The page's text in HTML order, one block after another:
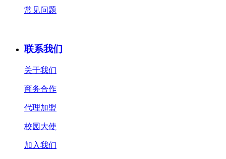
常见问题
联系我们
关于我们
商务合作
代理加盟
校园大使
加入我们